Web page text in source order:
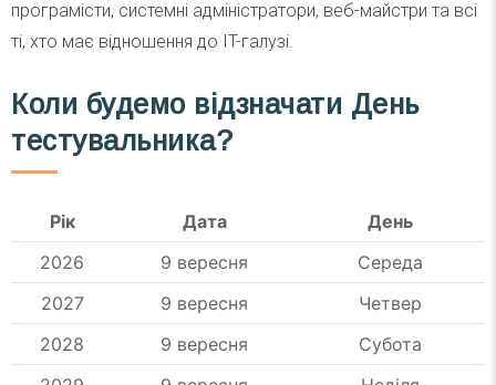
програмісти, системні адміністратори, веб-майстри та всі
ті, хто має відношення до IT-галузі.
Коли будемо відзначати День
тестувальника?
Рік Дата
День
2026
9 вересня
Середа
2027
9 вересня
Четвер
2028
9 вересня
Субота